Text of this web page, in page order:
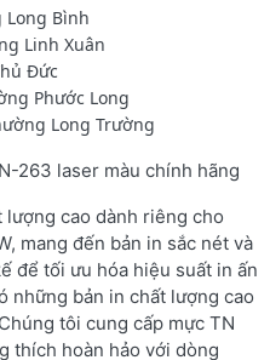
Bình
Linh Xuân
Đức
Phước Long
Long Trường
263 laser màu chính hãng
cao dành riêng cho
mang đến bản in sắc nét và
để tối ưu hóa hiệu suất in ấn
những bản in chất lượng cao
tôi cung cấp mực TN
thích hoàn hảo với dòng